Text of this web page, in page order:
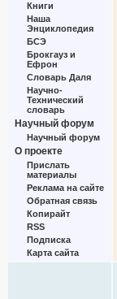
Книги
Наша
Энциклопедия
БСЭ
Брокгауз и
Ефрон
Словарь Даля
Научно-
Технический
словарь
Научный форум
Научный форум
О проекте
Прислать
материалы
Реклама на сайте
Обратная связь
Копирайт
RSS
Подписка
Карта сайта